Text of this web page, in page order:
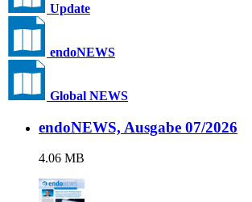
Update
endoNEWS
Global NEWS
endoNEWS, Ausgabe 07/2026
4.06 MB